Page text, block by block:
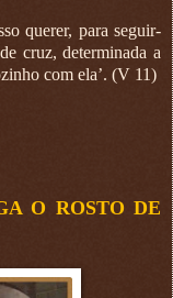
querer, para seguir-
cruz, determinada a
com ela’. (V 11)
O ROSTO DE